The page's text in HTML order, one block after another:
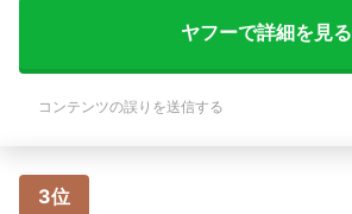
ヤフーで詳細を見る
コンテンツの誤りを送信する
3位